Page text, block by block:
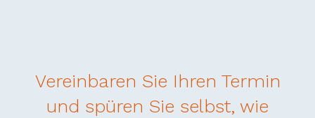
Vereinbaren Sie Ihren Termin
und spüren Sie selbst, wie